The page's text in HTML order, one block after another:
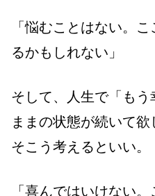
「悩むことはない。
るかもしれない」
そして、人生で「も
ままの状態が続いて
そこう考えるといい。
「喜んではいけない